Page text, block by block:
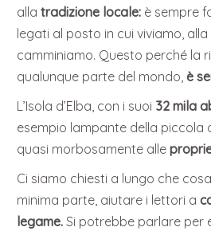
allatradizione locale: è sempre
legati al posto in cui viviamo,
camminiamo. Questo perché la
qualunque parte del mondo,è
L’Isola d’Elba, con i suoi 32 mila
esempio lampante della piccola
quasi morbosamente alle
Ci siamo chiesti a lungo che
minima parte, aiutare i lettori a
legame. Si potrebbe parlare per